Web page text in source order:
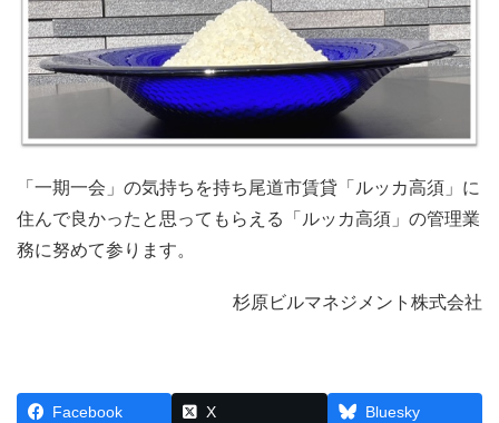
「一期一会」の気持ちを持ち尾道市賃貸「ルッカ高須」に
住んで良かったと思ってもらえる「ルッカ高須」の管理業
務に努めて参ります。
杉原ビルマネジメント株式会社
Facebook X Bluesky